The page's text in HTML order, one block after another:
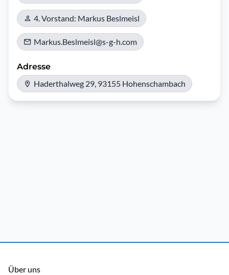
4. Vorstand: Markus Beslmeisl
Markus.Beslmeisl@s-g-h.com
Adresse
Haderthalweg 29, 93155 Hohenschambach
Über uns